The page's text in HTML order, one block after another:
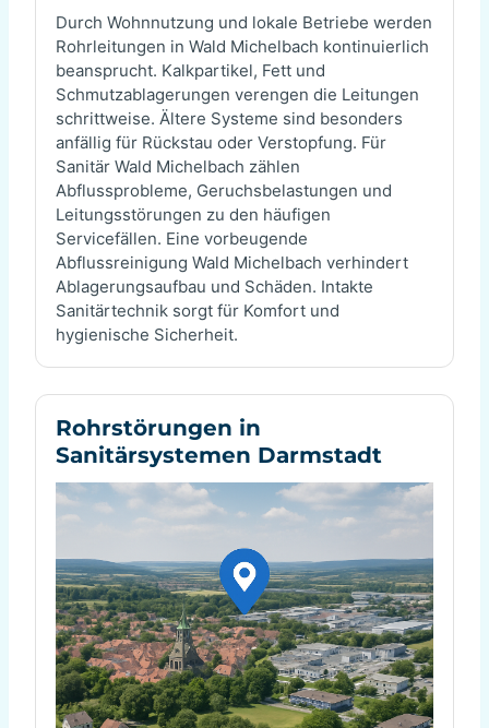
Durch Wohnnutzung und lokale Betriebe werden
Rohrleitungen in Wald Michelbach kontinuierlich
beansprucht. Kalkpartikel, Fett und
Schmutzablagerungen verengen die Leitungen
schrittweise. Ältere Systeme sind besonders
anfällig für Rückstau oder Verstopfung. Für
Sanitär Wald Michelbach zählen
Abflussprobleme, Geruchsbelastungen und
Leitungsstörungen zu den häufigen
Servicefällen. Eine vorbeugende
Abflussreinigung Wald Michelbach verhindert
Ablagerungsaufbau und Schäden. Intakte
Sanitärtechnik sorgt für Komfort und
hygienische Sicherheit.
Rohrstörungen in
Sanitärsystemen Darmstadt